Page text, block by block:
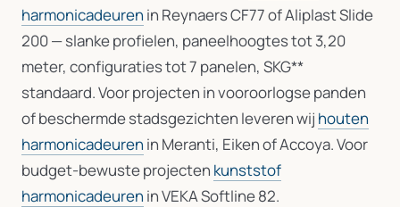
harmonicadeuren in Reynaers CF77 of Aliplast Slide
200 — slanke profielen, paneelhoogtes tot 3,20
meter, configuraties tot 7 panelen, SKG**
standaard. Voor projecten in vooroorlogse panden
of beschermde stadsgezichten leveren wij houten
harmonicadeuren in Meranti, Eiken of Accoya. Voor
budget-bewuste projecten kunststof
harmonicadeuren in VEKA Softline 82.